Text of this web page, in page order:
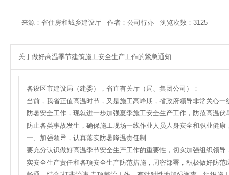
来源：省住房和城乡建设厅 作者：公司行办 浏览次数：3125
关于做好高温季节建筑施工安全生产工作的紧急通知
各设区市建设局（建委），省直有关厅（局、集团公司）：
当前，我省正值高温时节，又是施工高峰期，省政府领导非常关心
防暑安全工作，现就进一步加强夏季施工安全生产工作，防范高温
防止各类事故发生，确保施工现场一线作业人员人身安全和职业健康
一、加强领导，认真落实防暑降温责任制
要充分认识做好高温季节安全生产工作的重要性，切实加强组织领
实安全生产责任和各项安全生产防范措施，周密部署，积极做好防